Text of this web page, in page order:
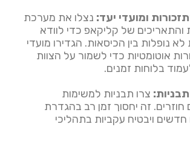
ומועדי יעד: נצלו את מערכת
והתאריכים של קליקאפ כדי לוודא
נופלות בין הכיסאות. הגדירו מועדי
אוטומטיות כדי לשמור על הצוות
בלוחות זמנים.
צרו תבניות למשימות
חוזרים. זה יחסוך זמן רב בהגדרת
חדשים ויבטיח עקביות בתהליכי